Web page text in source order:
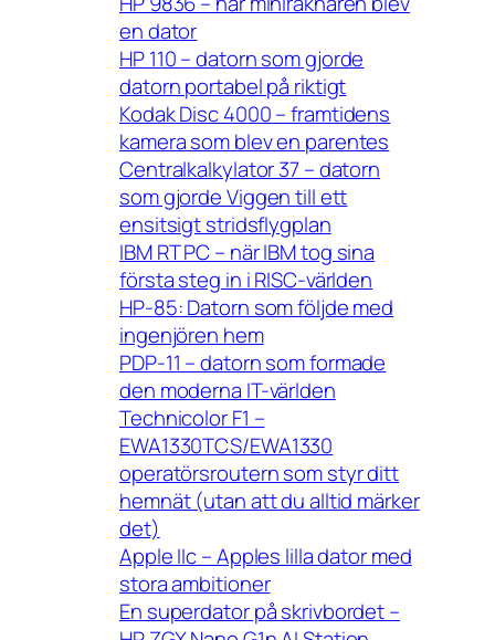
en dator
HP 110 – datorn som gjorde
datorn portabel på riktigt
Kodak Disc 4000 – framtidens
kamera som blev en parentes
Centralkalkylator 37 – datorn
som gjorde Viggen till ett
ensitsigt stridsflygplan
IBM RT PC – när IBM tog sina
första steg in i RISC-världen
HP-85: Datorn som följde med
ingenjören hem
PDP-11 – datorn som formade
den moderna IT-världen
Technicolor F1 –
EWA1330TCS/EWA1330
operatörsroutern som styr ditt
hemnät (utan att du alltid märker
det)
Apple IIc – Apples lilla dator med
stora ambitioner
En superdator på skrivbordet –